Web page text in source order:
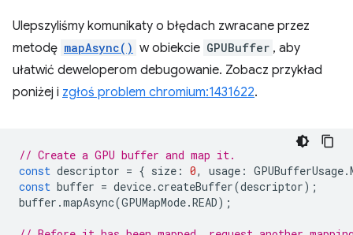
Ulepszyliśmy komunikaty o błędach zwracane przez
metodę mapAsync() w obiekcie GPUBuffer , aby
ułatwić deweloperom debugowanie. Zobacz przykład
poniżej i zgłoś problem chromium:1431622.
// Create a GPU buffer and map it.
const descriptor = { size : 0, usage : GPUBufferUsage.
const buffer = device.createBuffer(descriptor);
buffer .mapAsync(GPUMapMode.READ);